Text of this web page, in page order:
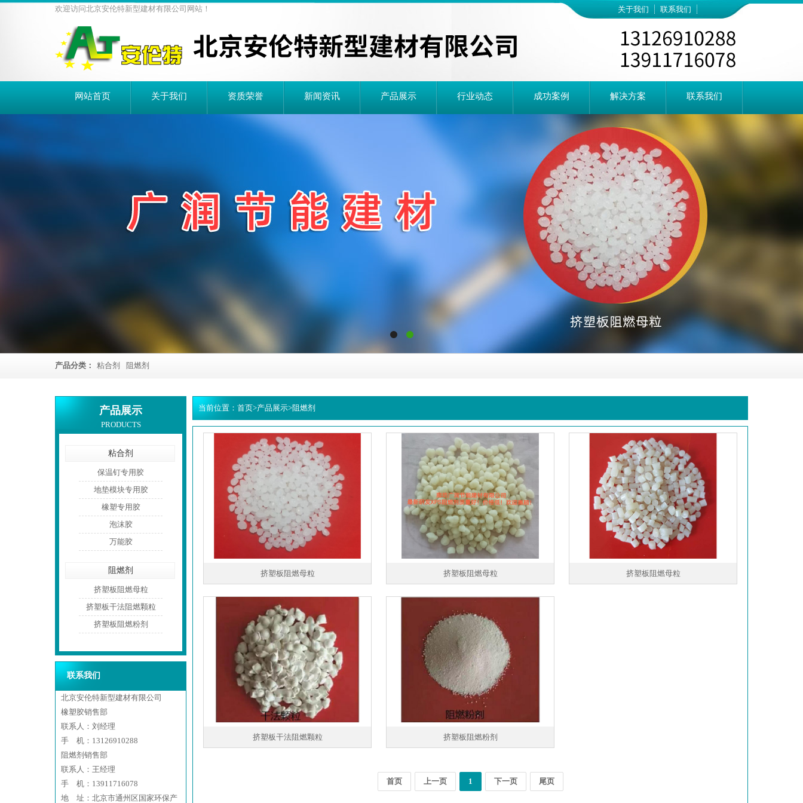
欢迎访问北京安伦特新型建材有限公司网站！ 关于我们 联系我们
网站首页 关于我们 资质荣誉 新闻资讯 产品展示 行业动态 成功案例 解决方案 联系我们
产品分类： 粘合剂 阻燃剂
产品展示
PRODUCTS
粘合剂
保温钉专用胶
地垫模块专用胶
橡塑专用胶
泡沫胶
万能胶
阻燃剂
挤塑板阻燃母粒
挤塑板干法阻燃颗粒
挤塑板阻燃粉剂
联系我们
北京安伦特新型建材有限公司
橡塑胶销售部
联系人：刘经理
手 机：13126910288
阻燃剂销售部
联系人：王经理
手 机：13911716078
地 址：北京市通州区国家环保产
当前位置： 首页>产品展示>阻燃剂
挤塑板阻燃母粒 挤塑板阻燃母粒 挤塑板阻燃母粒
挤塑板干法阻燃颗粒 挤塑板阻燃粉剂
首页 上一页 1 下一页 尾页